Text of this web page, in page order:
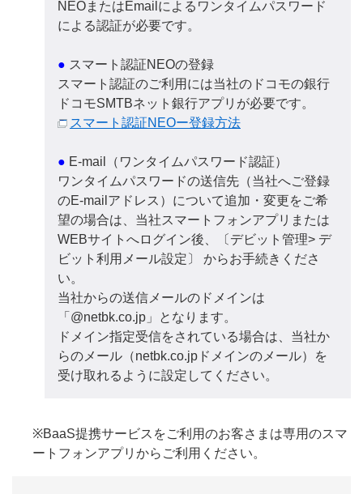
NEOまたはEmailによるワンタイムパスワード
による認証が必要です。
● スマート認証NEOの登録
スマート認証のご利用には当社のドコモの銀行
ドコモSMTBネット銀行アプリが必要です。
スマート認証NEOー登録方法
● E-mail（ワンタイムパスワード認証）
ワンタイムパスワードの送信先（当社へご登録
のE-mailアドレス）について追加・変更をご希
望の場合は、当社スマートフォンアプリまたは
WEBサイトへログイン後、〔デビット管理> デ
ビット利用メール設定〕 からお手続きくださ
い。
当社からの送信メールのドメインは
「@netbk.co.jp」となります。
ドメイン指定受信をされている場合は、当社か
らのメール（netbk.co.jpドメインのメール）を
受け取れるように設定してください。
※BaaS提携サービスをご利用のお客さまは専用のスマ
ートフォンアプリからご利用ください。